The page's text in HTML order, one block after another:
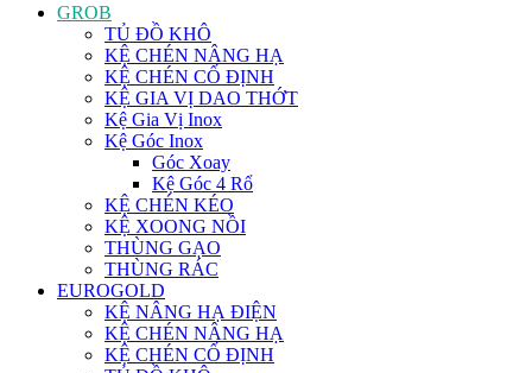
GROB
TỦ ĐỒ KHÔ
KỆ CHÉN NÂNG HẠ
KỆ CHÉN CỐ ĐỊNH
KỆ GIA VỊ DAO THỚT
Kệ Gia Vị Inox
Kệ Góc Inox
Góc Xoay
Kệ Góc 4 Rổ
KỆ CHÉN KÉO
KỆ XOONG NỒI
THÙNG GẠO
THÙNG RÁC
EUROGOLD
KỆ NÂNG HẠ ĐIỆN
KỆ CHÉN NÂNG HẠ
KỆ CHÉN CỐ ĐỊNH